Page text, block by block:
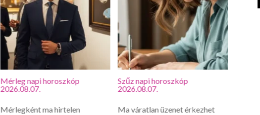
Mérleg napi horoszkóp
2026.08.07.
Mérlegként ma hirtelen
Szűz napi horoszkóp
2026.08.07.
Ma váratlan üzenet érkezhet